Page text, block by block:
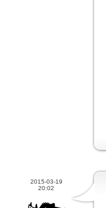
2015-03-19
20:02